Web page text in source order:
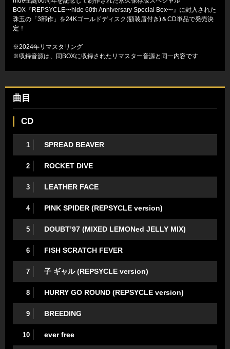
BOX『REPSYCLE〜hide 60th Anniversary Special Box〜』に封入された
珠玉の「3部作」を24Kゴールドディスク(額装盾付き)＆CD単品で発売決
定！
※2024年リマスタリング
※収録音源は、同BOXに収録されたリマスター音源と同一内容です
曲目
CD
1 SPREAD BEAVER
2 ROCKET DIVE
3 LEATHER FACE
4 PINK SPIDER (REPSYCLE version)
5 DOUBT’97 (MIXED LEMONed JELLY MIX)
6 FISH SCRATCH FEVER
7 子 ギャル (REPSYCLE version)
8 HURRY GO ROUND (REPSYCLE version)
9 BREEDING
10 ever free